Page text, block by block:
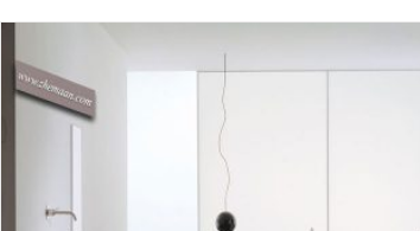
چند اصل مهم برای داشتن حمام به سبک مینیمال